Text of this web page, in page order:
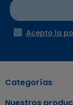
Acepto la
Categorías